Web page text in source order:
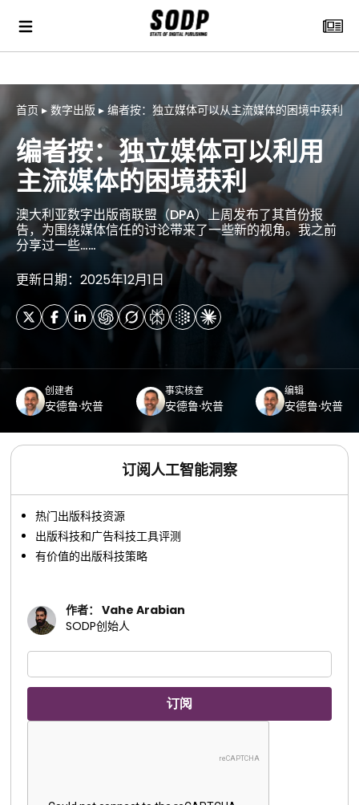
首页▸ 数字出版 ▸ 编者按：独立媒体可以从主流媒体的困境中获利
编者按：独立媒体可以利用
主流媒体的困境获利
澳大利亚数字出版商联盟（DPA）上周发布了其首份报
告，为围绕媒体信任的讨论带来了一些新的视角。我之前
分享过一些……
更新日期：2025年12月1日
创建者
安德鲁·坎普
事实核查
安德鲁·坎普
编辑
安德鲁·坎普
订阅人工智能洞察
热门出版科技资源
出版科技和广告科技工具评测
有价值的出版科技策略
作者： Vahe Arabian
SODP创始人